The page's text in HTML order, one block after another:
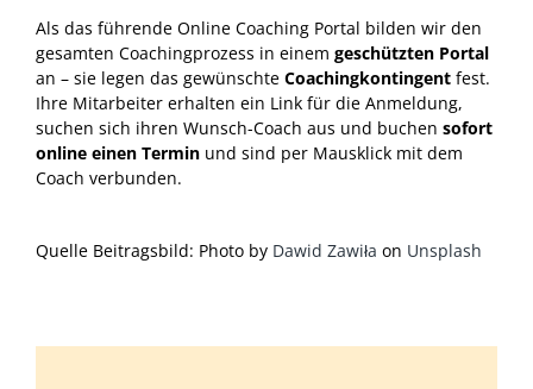
Als das führende Online Coaching Portal bilden wir den
gesamten Coachingprozess in einem geschützten Portal
an – sie legen das gewünschte Coachingkontingent fest.
Ihre Mitarbeiter erhalten ein Link für die Anmeldung,
suchen sich ihren Wunsch-Coach aus und buchen sofort
online einen Termin und sind per Mausklick mit dem
Coach verbunden.
Quelle Beitragsbild: Photo by Dawid Zawiła on Unsplash